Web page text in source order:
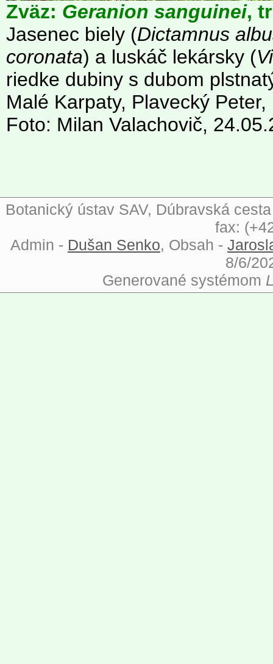
Zväz: Geranion sanguinei,
Jasenec biely (Dictamnus
coronata) a luskáč lekársky (
riedke dubiny s dubom
Malé Karpaty, Plavecký
Foto: Milan Valachovič,
Botanický ústav SAV, Dúbravská
fax:
Admin - Dušan Senko, Obsah -
8/6/
Generované systémom